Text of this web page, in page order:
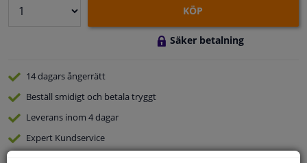
KÖP
Säker betalning
14 dagarsångerrätt
Beställ smidigt och betala tryggt
Leverans inom 4 dagar
Expert Kundservice